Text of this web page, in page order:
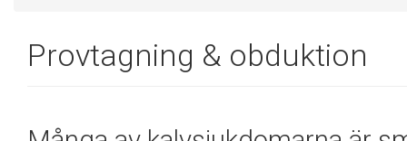
Provtagning & obduktion